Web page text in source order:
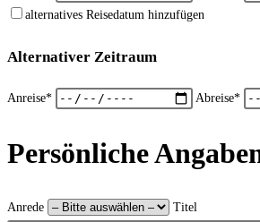
alternatives Reisedatum hinzufügen
Alternativer Zeitraum
Anreise* Abreise*
Persönliche
Anrede
Titel